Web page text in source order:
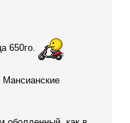
650го.
Мансианские